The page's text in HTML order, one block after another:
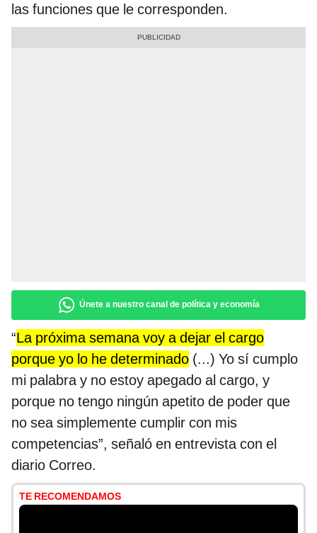
las funciones que le corresponden.
Únete a nuestro canal de política y economía
“La próxima semana voy a dejar el cargo
porque yo lo he determinado (...) Yo sí cumplo
mi palabra y no estoy apegado al cargo, y
porque no tengo ningún apetito de poder que
no sea simplemente cumplir con mis
competencias”, señaló en entrevista con el
diario Correo.
TE RECOMENDAMOS